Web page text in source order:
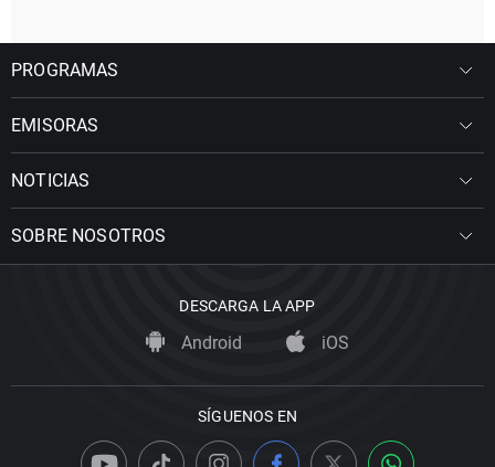
PROGRAMAS
EMISORAS
NOTICIAS
SOBRE NOSOTROS
DESCARGA LA APP
Android iOS
SÍGUENOS EN